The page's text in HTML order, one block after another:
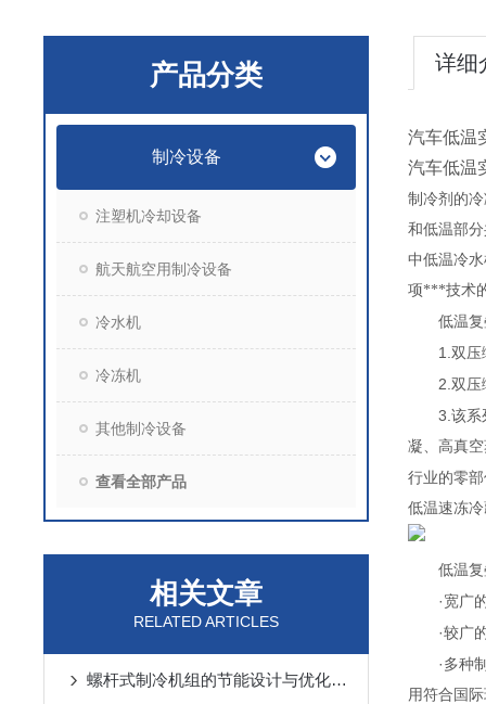
产品分类
制冷设备
注塑机冷却设备
航天航空用制冷设备
冷水机
冷冻机
其他制冷设备
查看全部产品
相关文章
RELATED ARTICLES
螺杆式制冷机组的节能设计与优化策略
详细
汽车低温
汽车低温
制冷剂的
和低温部
中低温冷
项***技术
低温
1. 双压
2. 双压
3. 该系
凝、高真
行业的零
低温速冻
低温
· 宽广
·较广
· 多种
用符合国